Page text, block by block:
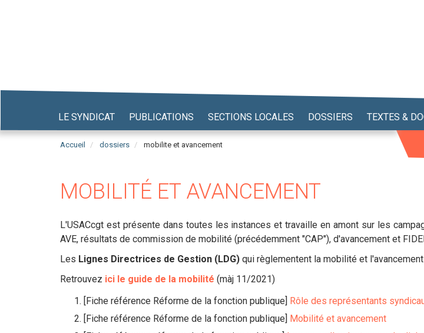
LE SYNDICAT PUBLICATIONS SECTIONS LOCALES DOSSIERS TEXTES &
Accueil dossiers mobilite et avancement
MOBILITÉ ET AVANCEMENT
L'USACcgt est présente dans toutes les instances et travaille en amont sur les
AVE, résultats de commission de mobilité (précédemment "CAP"), d'avancement et
Les Lignes Directrices de Gestion (LDG) qui règlementent la mobilité et
Retrouvez ici le guide de la mobilité (màj 11/2021)
[Fiche référence Réforme de la fonction publique] Rôle des représentants
[Fiche référence Réforme de la fonction publique] Mobilité et avancement